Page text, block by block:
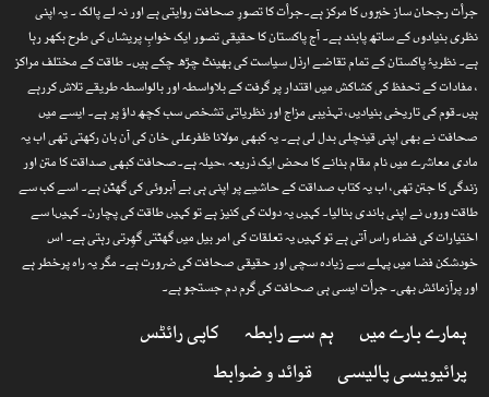
جرأت رجحان ساز خبروں کا مرکز ہے۔جرأت کا تصورِ صحافت روایتی ہے اور نہ لے پالک ۔ یہ اپنی
نظری بنیادوں کے ساتھ پابند ہے۔ آج پاکستان کا حقیقی تصور ایک خوابِ پریشاں کی طرح بکھر رہا
ہے۔ نظریۂ پاکستان کے تمام تقاضے ارذل سیاست کی بھینٹ چڑھ چکے ہیں۔ طاقت کے مختلف مراکز
، مفادات کے تحفظ کی کشاکش میں اقتدار پر گرفت کے بلاواسطہ اور بالواسطہ طریقے تلاش کررہے
ہیں۔قوم کی تاریخی بنیادیں، تہذیبی مزاج اور نظریاتی تشخص سب کچھ داؤ پر ہے۔ ایسے میں
صحافت نے بھی اپنی قینچلی بدل لی ہے۔ یہ کبھی مولانا ظفرعلی خان کی آن بان رکھتی تھی اب یہ
مادی معاشرے میں نام مقام بنانے کا محض ایک ذریعہ ،حیلہ ہے۔صحافت کبھی صداقت کا متن اور
زندگی کا جتن تھی، اب یہ کتاب صداقت کے حاشیے پر اپنی ہی بے آبروئی کی گھٹن ہے۔ اسے کب سے
طاقت وروں نے اپنی باندی بنالیا۔ کہیں یہ دولت کی کنیز ہے تو کہیں طاقت کی پچارن۔ کہیںا سے
اختیارات کی فضاء راس آتی ہے تو کہیں یہ تعلقات کی امر بیل میں گھٹتی گھِرتی رہتی ہے۔ اس
خودشکن فضا میں پہلے سے زیادہ سچی اور حقیقی صحافت کی ضرورت ہے۔ مگر یہ راہ پرخطر ہے
اور پرآزمائش بھی۔ جرأت ایسی ہی صحافت کی گرم دم جستجو ہے۔
ہمارے بارے میں ہم سے رابطہ
کاپی رائٹس
پرائیویسی پالیسی
قوائد و ضوابط